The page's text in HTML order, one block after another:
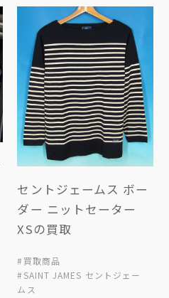
セントジェームス ボー
ダー ニットセーター
XSの買取
#買取商品
#SAINT JAMES セントジェー
ムス